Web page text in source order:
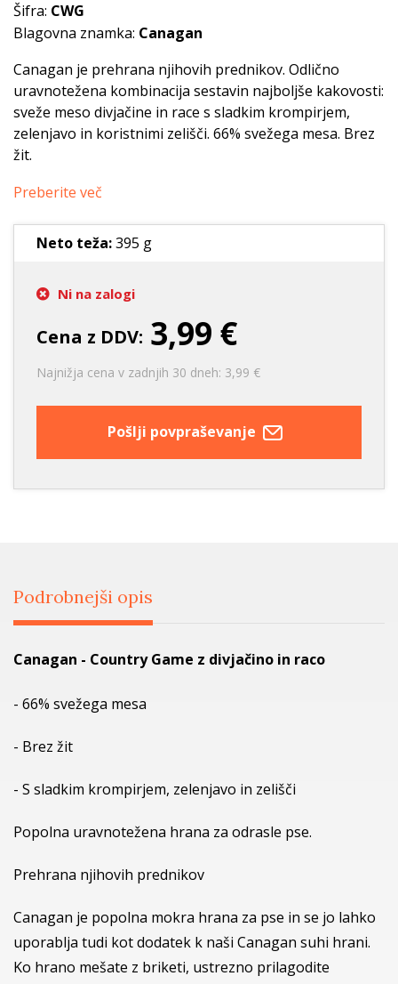
Šifra: CWG
Blagovna znamka: Canagan
Canagan je prehrana njihovih prednikov. Odlično
uravnotežena kombinacija sestavin najboljše kakovosti:
sveže meso divjačine in race s sladkim krompirjem,
zelenjavo in koristnimi zelišči. 66% svežega mesa. Brez
žit.
Preberite več
Neto teža:395 g
Ni na zalogi
Cena z DDV: 3,99 €
Najnižja cena v zadnjih 30 dneh: 3,99 €
Pošlji povpraševanje
Podrobnejši opis
Canagan - Country Game z divjačino in raco
- 66% svežega mesa
- Brez žit
- S sladkim krompirjem, zelenjavo in zelišči
Popolna uravnotežena hrana za odrasle pse.
Prehrana njihovih prednikov
Canagan je popolna mokra hrana za pse in se jo lahko
uporablja tudi kot dodatek k naši Canagan suhi hrani.
Ko hrano mešate z briketi, ustrezno prilagodite